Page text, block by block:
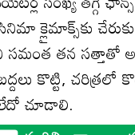
క్లైమాక్స్‌కు
తన సత్తాతో
కొట్టి, చరిత్రలో
చూడాలి.